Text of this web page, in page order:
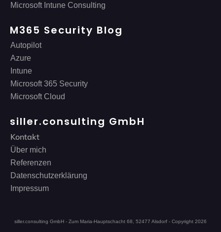
Microsoft Intune Consulting
M365 Security Blog
Autopilot
Azure
Intune
Microsoft 365 Security
Microsoft Cloud
siller.consulting GmbH
Kontakt
Über mich
Referenzen
Datenschutzerklärung
Impressum
siller.consulting GmbH - Zum Maria-Hauptschacht 68, 52477 Alsdorf - Copyright 2026